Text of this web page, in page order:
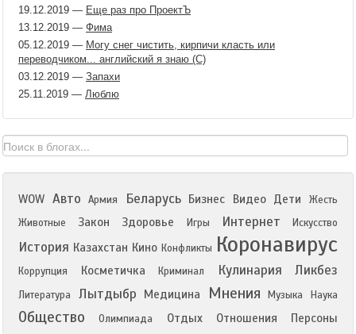
19.12.2019 — Еще раз про ПроектЪ
13.12.2019 — Фима
05.12.2019 — Могу снег чистить, кирпичи класть или
переводчиком... английский я знaю (С)
03.12.2019 — Запахи
25.11.2019 — Люблю
WOW Авто Армия Беларусь Бизнес Видео Дети
Жесть
Животные
Закон Здоровье Игры Интернет Искусство
История Казахстан Кино Конфликты Коронавирус
Коррупция Косметичка Криминал Кулинария Ликбез
Литература Лытдыбр Медицина Мнения Музыка Наука
Общество Олимпиада Отдых Отношения Персоны